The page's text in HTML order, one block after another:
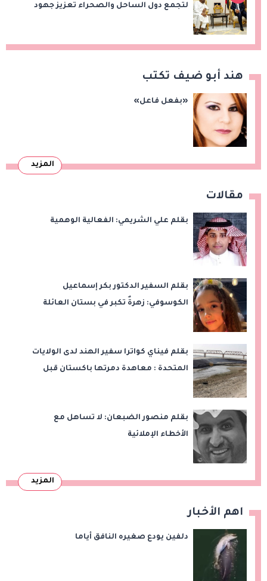
لتجمع دول الساحل والصحراء تعزيز جهود
هند أبو ضيف تكتب
«بفعل فاعل»
المزيد
مقالات
بقلم علي الشريمي: الفعالية الوهمية
بقلم السفير الدكتور بكر إسماعيل
الكوسوفي: زهرةٌ تكبر في بستان العائلة
بقلم فيناي كواترا سفير الهند لدى الولايات
المتحدة : معاهدة دمرتها باكستان قبل
بقلم منصور الضبعان: لا تساهل مع
الأخطاء الإملائية
المزيد
اهم الأخبار
دلفين يودع صغيره النافق أياما